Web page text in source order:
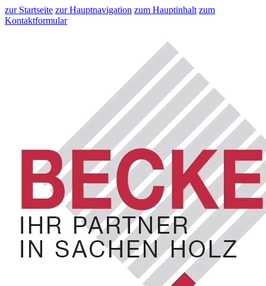
zur Startseite zur Hauptnavigation zum Hauptinhalt zum
Kontaktformular